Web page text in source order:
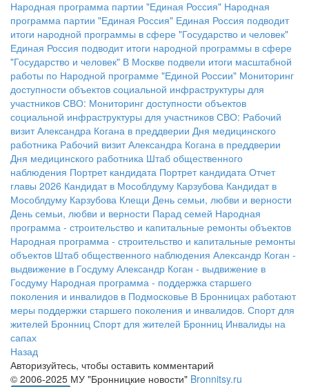
Народная программа партии "Единая Россия" Народная
программа партии "Единая Россия" Единая Россия подводит
итоги народной программы в сфере "Государство и человек"
Единая Россия подводит итоги народной программы в сфере
"Государство и человек" В Москве подвели итоги масштабной
работы по Народной программе "Единой России" Мониторинг
доступности объектов социальной инфраструктуры для
участников СВО: Мониторинг доступности объектов
социальной инфраструктуры для участников СВО: Рабочий
визит Александра Когана в преддверии Дня медицинского
работника Рабочий визит Александра Когана в преддверии
Дня медицинского работника Штаб общественного
наблюдения Портрет кандидата Портрет кандидата Отчет
главы 2026 Кандидат в Мособлдуму Карзубова Кандидат в
Мособлдуму Карзубова Клещи День семьи, любви и верности
День семьи, любви и верности Парад семей Народная
программа - строительство и капитальные ремонты объектов
Народная программа - строительство и капитальные ремонты
объектов Штаб общественного наблюдения Александр Коган -
выдвижение в Госдуму Александр Коган - выдвижение в
Госдуму Народная программа - поддержка старшего
поколения и инвалидов в Подмосковье В Бронницах работают
меры поддержки старшего поколения и инвалидов. Спорт для
жителей Бронниц Спорт для жителей Бронниц Инвалиды на
сапах
Назад
Авторизуйтесь, чтобы оставить комментарий
© 2006-2025 МУ "Бронницкие новости" Bronnitsy.ru